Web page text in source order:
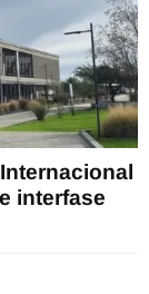
interfase